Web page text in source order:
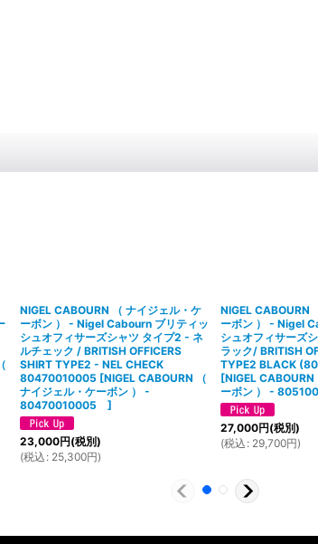
NIGEL CABOURN （ ナイジェル・ケ
ーボン ） - Nigel Cabourn ブリティッ
シュオフィサーズシャツ タイプ2 - ネ
ルチェック / BRITISH OFFICERS
SHIRT TYPE2 - NEL CHECK
80470010005 [NIGEL CABOURN （
ナイジェル・ケーボン ） -
80470010005 ]
23,000円(税別)
(税込 : 25,300円)
NIGEL CABOURN
ーボン ） - Nigel
シュオフィサーズ
ラック/ BRITISH
TYPE2 BLACK
[NIGEL
ーボン ） -
27,000円(税別)
(税込 : 29,700円)